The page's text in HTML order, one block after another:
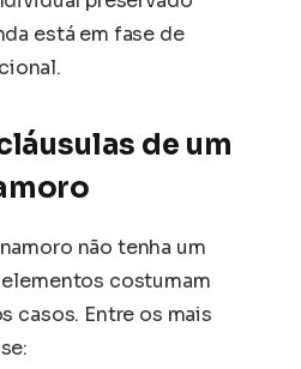
está em fase de
de um
não tenha um
costumam
casos. Entre os mais